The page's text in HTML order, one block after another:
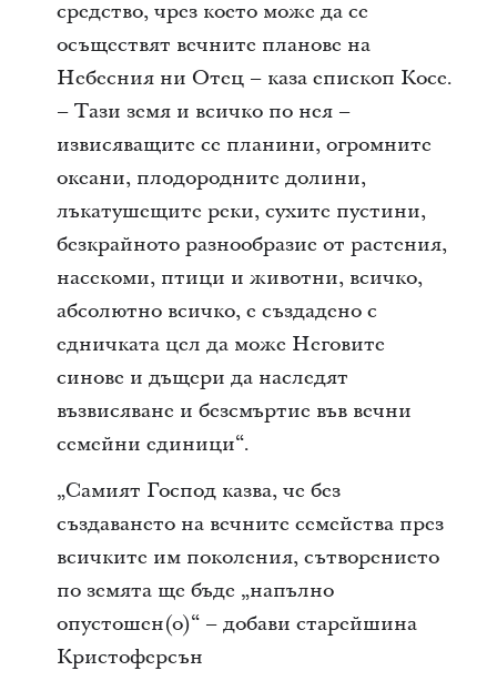
средство, чрез което може да се
осъществят вечните планове на
Небесния ни Отец – каза епископ Косе.
– Тази земя и всичко по нея –
извисяващите се планини, огромните
океани, плодородните долини,
лъкатушещите реки, сухите пустини,
безкрайното разнообразие от растения,
насекоми, птици и животни, всичко,
абсолютно всичко, е създадено с
едничката цел да може Неговите
синове и дъщери да наследят
възвисяване и безсмъртие във вечни
семейни единици“.
„Самият Господ казва, че без
създаването на вечните семейства през
всичките им поколения, сътворението
по земята ще бъде „напълно
опустошен(о)“ – добави старейшина
Кристоферсън